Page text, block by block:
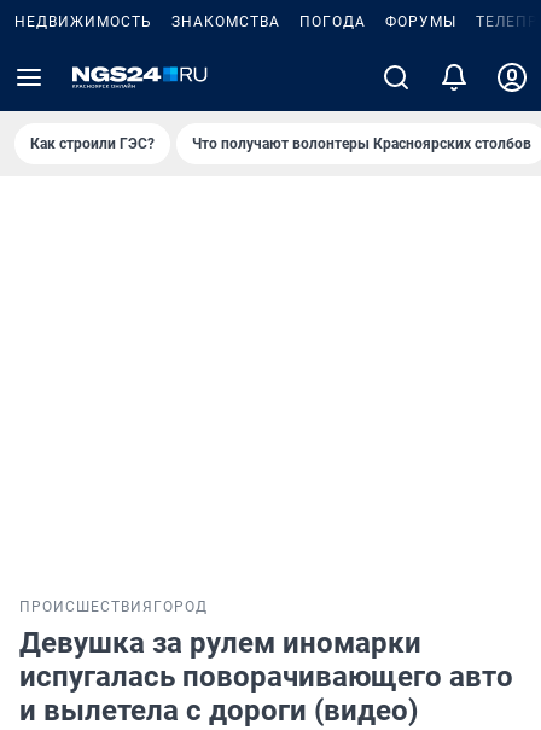
НЕДВИЖИМОСТЬ ЗНАКОМСТВА ПОГОДА ФОРУМЫ
Как строили ГЭС? Что получают волонтеры Красноярских столбов
ПРОИСШЕСТВИЯ ГОРОД
Девушка за рулем иномарки
испугалась поворачивающего авто
и вылетела с дороги (видео)